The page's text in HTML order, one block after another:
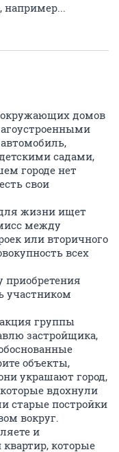
например...
домов
садами,
городе нет
свои
жизни ищет
между
или вторичного
всех
приобретения
участником
группы
застройщика,
объекты,
украшают город,
вдохнули
старые постройки
вокруг.
и
которые